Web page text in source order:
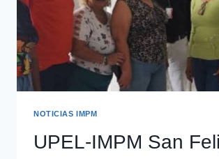
NOTICIAS IMPM
UPEL-IMPM San